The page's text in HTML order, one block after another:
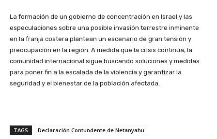
La formación de un gobierno de concentración en Israel y las
especulaciones sobre una posible invasión terrestre inminente
en la franja costera plantean un escenario de gran tensión y
preocupación en la región. A medida que la crisis continúa, la
comunidad internacional sigue buscando soluciones y medidas
para poner fin a la escalada de la violencia y garantizar la
seguridad y el bienestar de la población afectada.
TAGS
Declaración Contundente de Netanyahu